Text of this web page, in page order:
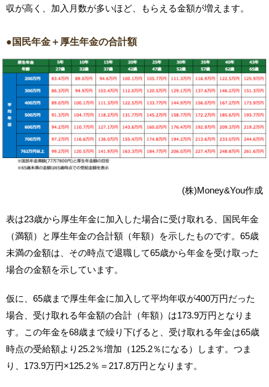
収が高く、加入月数が多いほど、もらえる金額が増えます。
●国民年金＋厚生年金の合計額
(株)Money&You作成
表は23歳から厚生年金に加入した場合に受け取れる、国民年金
（満額）と厚生年金の合計額（年額）を示したものです。65歳
未満の金額は、その時点で退職して65歳から年金を受け取った
場合の金額を示しています。
仮に、65歳まで厚生年金に加入して平均年収が400万円だった
場合、受け取れる年金額の合計（年額）は173.9万円となりま
す。この年金を68歳まで繰り下げると、受け取れる年金は65歳
時点の受給額より25.2％増加（125.2％になる）します。つま
り、173.9万円×125.2％＝217.8万円となります。